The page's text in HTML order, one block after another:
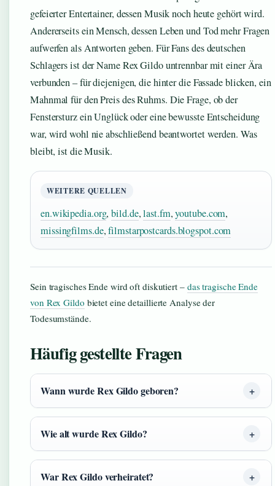
gefeierter Entertainer, dessen Musik noch heute gehört wird.
Andererseits ein Mensch, dessen Leben und Tod mehr Fragen
aufwerfen als Antworten geben. Für Fans des deutschen
Schlagers ist der Name Rex Gildo untrennbar mit einer Ära
verbunden – für diejenigen, die hinter die Fassade blicken, ein
Mahnmal für den Preis des Ruhms. Die Frage, ob der
Fenstersturz ein Unglück oder eine bewusste Entscheidung
war, wird wohl nie abschließend beantwortet werden. Was
bleibt, ist die Musik.
WEITERE QUELLEN
en.wikipedia.org,bild.de,last.fm,youtube.com,
missingfilms.de,filmstarpostcards.blogspot.com
Sein tragisches Ende wird oft diskutiert – das tragische Ende
von Rex Gildo bietet eine detaillierte Analyse der
Todesumstände.
Häufig gestellte Fragen
Wann wurde Rex Gildo geboren?
Wie alt wurde Rex Gildo?
War Rex Gildo verheiratet?